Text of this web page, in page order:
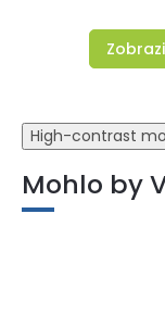
High-contrast
Mohlo by